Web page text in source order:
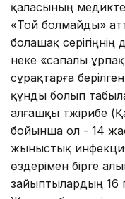
қаласының
«Той болмайды»
болашақ
неке «сапалы
сұрақтарға
құнды болып
алғашқы тәжірибе
бойынша ол - 14
жыныстық
өздерімен бірге
зайыптылардың 16